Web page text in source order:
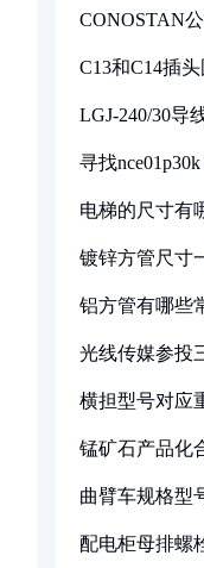
CONOSTAN
C13和C14插
LGJ-240/30导
寻找
电梯的尺寸有
镀锌方管尺寸
铝方管有哪些
光线传媒参投
横担型号对应
锰矿石产品化
曲臂车规格型
配电柜母排螺